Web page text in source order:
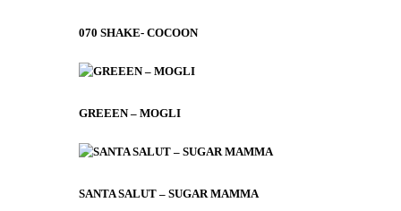
070 SHAKE- COCOON
GREEEN – MOGLI
SANTA SALUT – SUGAR MAMMA